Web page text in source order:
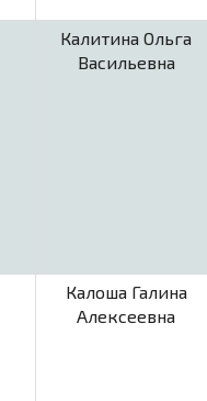
Калитина Ольга
Васильевна
Калоша Галина
Алексеевна